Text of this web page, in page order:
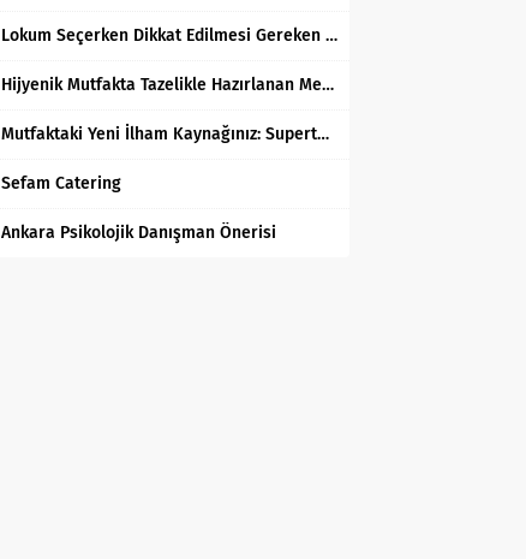
Lokum Seçerken Dikkat Edilmesi Gereken 7 Temel Kriter
Hijyenik Mutfakta Tazelikle Hazırlanan Mersin Tantunisi
Mutfaktaki Yeni İlham Kaynağınız: Supertarifler.com ile Tanışın
Sefam Catering
Ankara Psikolojik Danışman Önerisi